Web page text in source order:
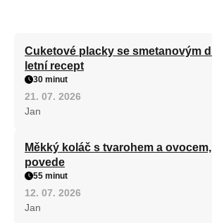
Cuketové placky se smetanovým
letní recept
30 minut
21. 07. 2026
Jan
Měkký koláč s tvarohem a
povede
55 minut
12. 07. 2026
Jan